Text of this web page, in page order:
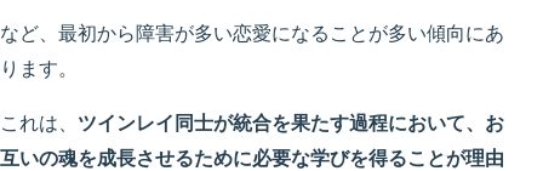
など、最初から障害が多い恋愛になることが多い傾向にあ
ります。
これは、 ツインレイ同士が統合を果たす過程において、お
互いの魂を成長させるために必要な学びを得ることが理由